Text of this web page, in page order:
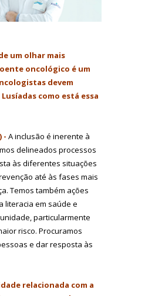
um olhar mais
oncológico é um
devem
como está essa
- A inclusão é inerente à
delineados processos
às diferentes situações
até às fases mais
Temos também ações
literacia em saúde e
particularmente
risco. Procuramos
e dar resposta às
relacionada com a